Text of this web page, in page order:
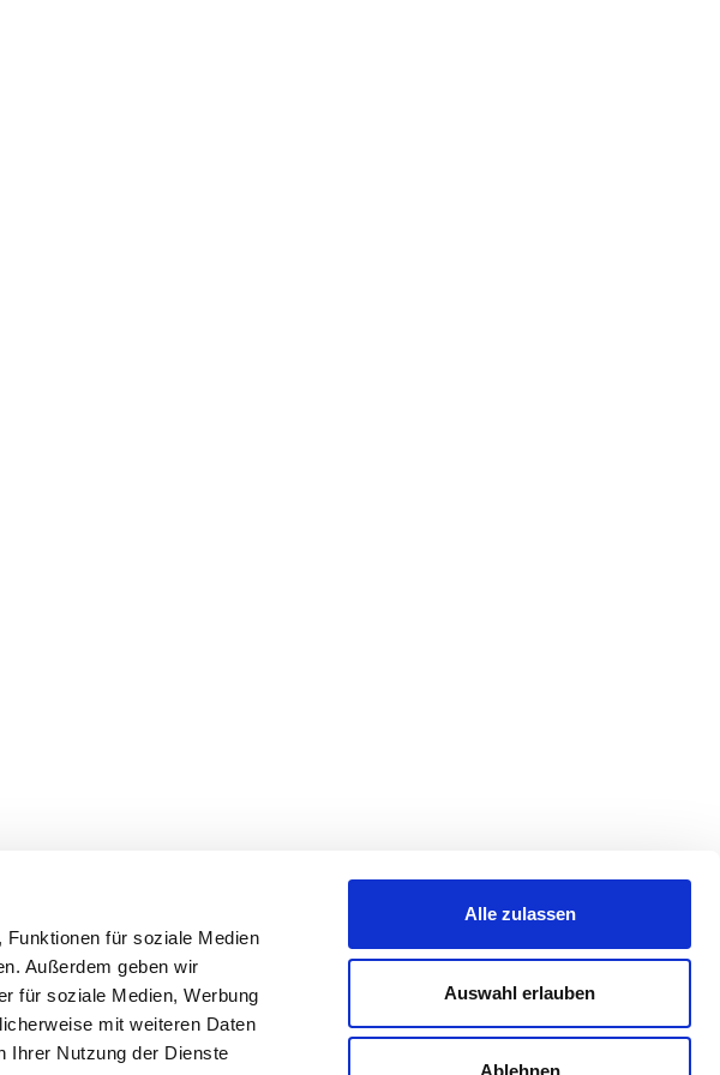
für soziale Medien
Außerdem geben wir
für soziale Medien, Werbung
mit weiteren Daten
Ihrer Nutzung der Dienste
Alle zulassen
Auswahl erlauben
Ablehnen